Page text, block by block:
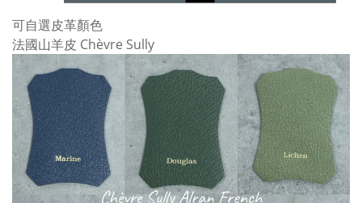
可自選皮革顏色
法國山羊皮 Chèvre Sully